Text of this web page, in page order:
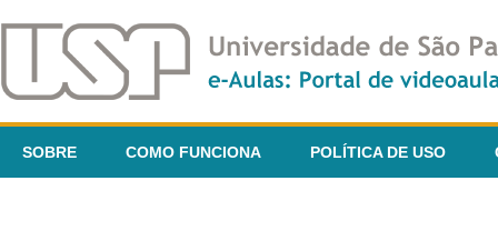
SOBRE COMO FUNCIONA POLÍTICA DE USO